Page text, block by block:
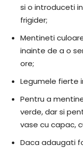
si o introduceti
frigider;
Mentineti
inainte de a o
ore;
Legumele fierte
Pentru a
verde, dar si
vase cu capac,
Daca adaugati